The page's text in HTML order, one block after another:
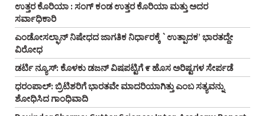
ಉತ್ತರ ಕೊರಿಯಾ : ಸಂಗ್ ಕಂಡ ಉತ್ತರ ಕೊರಿಯಾ ಮತ್ತು ಅದರ
ಸರ್ವಾಧಿಕಾರಿ
ಎಂಡೋಸಲ್ಫಾನ್ ನಿಷೇಧದ ಜಾಗತಿಕ ನಿರ್ಧಾರಕ್ಕೆ `ಉತ್ಪಾದಕ’ ಭಾರತದ್ದೇ
ವಿರೋಧ
ಡರ್ಟಿ ನ್ಯೂಸ್: ಕೊಳಕು ಡಜನ್ ವಿಷಪಟ್ಟಿಗೆ ೯ ಹೊಸ ಅರಿಷ್ಟಗಳ ಸೇರ್ಪಡೆ
ಧರಂಪಾಲ್: ಬ್ರಿಟಿಶರಿಗೆ ಭಾರತವೇ ಮಾದರಿಯಾಗಿತ್ತು ಎಂಬ ಸತ್ಯವನ್ನು
ಶೋಧಿಸಿದ ಗಾಂಧಿವಾದಿ